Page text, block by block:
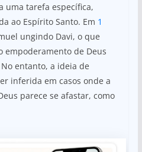
uma tarefa específica,
ao Espírito Santo. Em 1
ungindo Davi, o que
empoderamento de Deus
entanto, a ideia de
inferida em casos onde a
parece se afastar, como